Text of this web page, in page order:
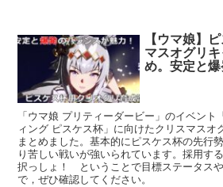
【ウマ娘】
マスオグリ
め。安定と
「ウマ娘 プリティーダービー」のイベント
ィング ピスケス杯」に向けたクリスマスオ
まとめました。基本的にピスケス杯の先行
り苦しい戦いが強いられています。採用す
択っしょ！ ということで目標ステータス
で，ぜひ確認してください。